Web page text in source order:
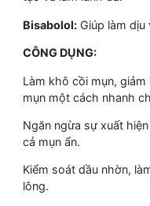
Bisabolol: Giúp làm dịu
CÔNG DỤNG:
Làm khô cồi mụn,
mụn một cách nhanh
Ngăn ngừa sự xuất
cả mụn ẩn.
Kiểm soát dầu nhờn,
lông.